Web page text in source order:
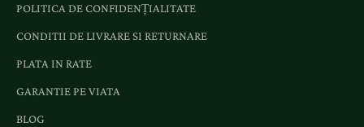
POLITICA DE CONFIDENȚIALITATE
CONDITII DE LIVRARE SI RETURNARE
PLATA IN RATE
GARANTIE PE VIATA
BLOG